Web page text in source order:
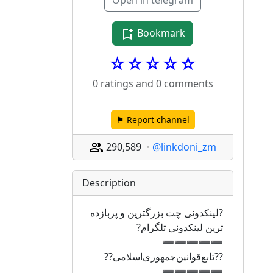
Bookmark
☆☆☆☆☆
0 ratings and 0 comments
⚑ Report channel
290,589 @linkdoni_zm
Description
ترین لینکدونی تلگرام?
➖➖➖➖➖
??تابع‌قوانین‌جمهوری‌اسلامی??